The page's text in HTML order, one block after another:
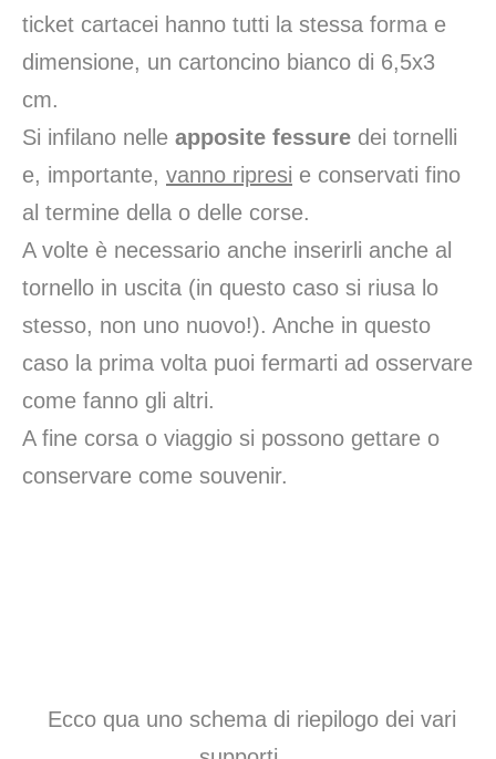
ticket cartacei hanno tutti la stessa forma e
dimensione, un cartoncino bianco di 6,5x3
cm.
Si infilano nelle apposite fessure dei tornelli
e, importante, vanno ripresi e conservati fino
al termine della o delle corse.
A volte è necessario anche inserirli anche al
tornello in uscita (in questo caso si riusa lo
stesso, non uno nuovo!). Anche in questo
caso la prima volta puoi fermarti ad osservare
come fanno gli altri.
A fine corsa o viaggio si possono gettare o
conservare come souvenir.
Ecco qua uno schema di riepilogo dei vari